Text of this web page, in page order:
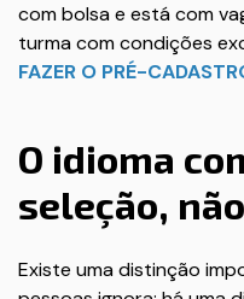
com bolsa e está com
turma com condições
FAZER O PRÉ-
O idioma
seleção,
Existe uma distinção